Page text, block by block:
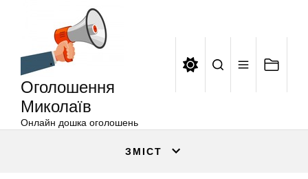
Оголошення
Миколаїв
Онлайн дошка оголошень
ЗМІСТ